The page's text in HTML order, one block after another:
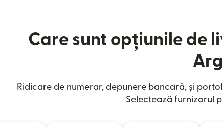
Care sunt opțiunile de
Ridicare de numerar, depunere bancară, și
Selectează furnizorul